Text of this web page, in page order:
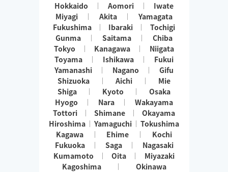
Hokkaido Aomori
Iwate
Miyagi
Akita
Yamagata
Fukushima
Ibaraki
Tochigi
Gunma
Saitama
Chiba
Tokyo
Kanagawa
Niigata
Toyama
Ishikawa
Fukui
Yamanashi
Nagano
Gifu
Shizuoka
Aichi
Mie
Shiga
Kyoto
Osaka
Hyogo
Nara
Wakayama
Tottori
Shimane
Okayama
Hiroshima
Yamaguchi
Tokushima
Kagawa
Ehime
Kochi
Fukuoka
Saga
Nagasaki
Kumamoto
Oita
Miyazaki
Kagoshima
Okinawa